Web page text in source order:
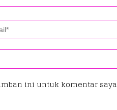
ini untuk komentar saya